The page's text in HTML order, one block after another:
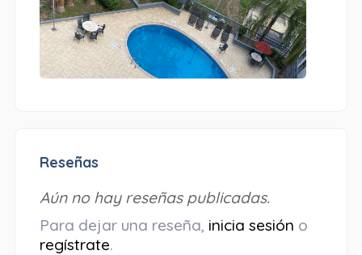
Reseñas
Aún no hay reseñas publicadas.
Para dejar una reseña, inicia sesión o
regístrate.